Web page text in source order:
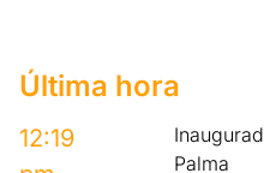
Última hora
12:19
Palma